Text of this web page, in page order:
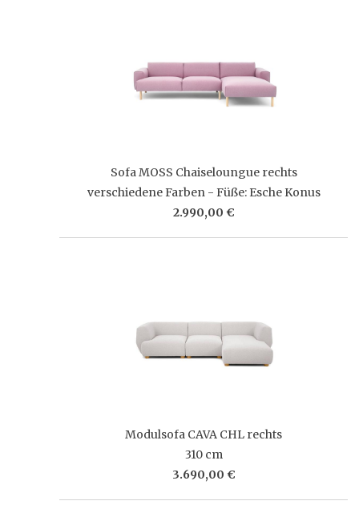
Sofa MOSS Chaiseloungue rechts
verschiedene Farben - Füße: Esche Konus
2.990,00 €
Modulsofa CAVA CHL rechts
310 cm
3.690,00 €